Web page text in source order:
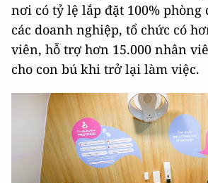
nơi có tỷ lệ lắp đặt 100% phòng
các doanh nghiệp, tổ chức có
viên, hỗ trợ hơn 15.000 nhân
cho con bú khi trở lại làm việc.